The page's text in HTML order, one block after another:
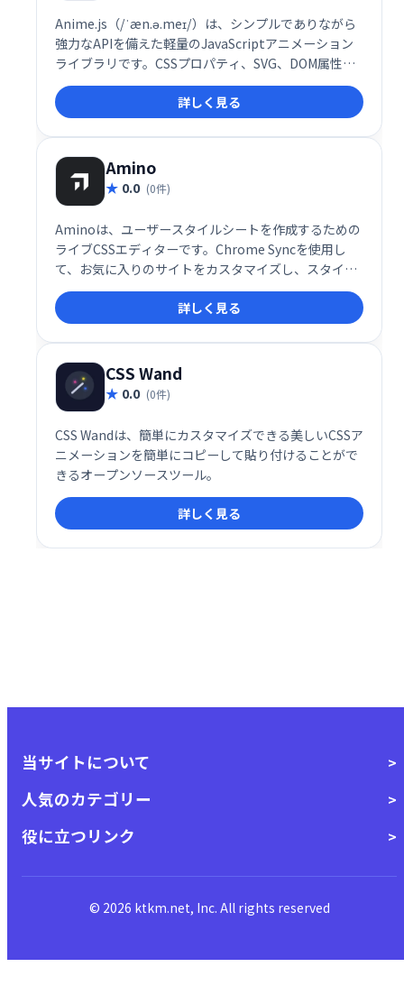
Anime.js（/ˈæn.ə.meɪ/）は、シンプルでありながら
強力なAPIを備えた軽量のJavaScriptアニメーション
ライブラリです。CSSプロパティ、SVG、DOM属性、
JavaScriptオブジェクトで動作します。
詳しく見る
Amino
0.0 (0件)
Aminoは、ユーザースタイルシートを作成するための
ライブCSSエディターです。Chrome Syncを使用し
て、お気に入りのサイトをカスタマイズし、スタイル
を保存して同期します。
詳しく見る
CSS Wand
0.0 (0件)
CSS Wandは、簡単にカスタマイズできる美しいCSSア
ニメーションを簡単にコピーして貼り付けることがで
きるオープンソースツール。
詳しく見る
当サイトについて
人気のカテゴリー
役に立つリンク
© 2026 ktkm.net, Inc. All rights reserved